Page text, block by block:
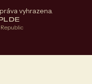
vyhrazena.
DE